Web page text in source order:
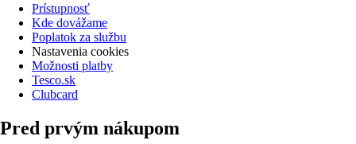
Prístupnosť
Kde dovážame
Poplatok za službu
Nastavenia cookies
Možnosti platby
Tesco.sk
Clubcard
Pred prvým nákupom